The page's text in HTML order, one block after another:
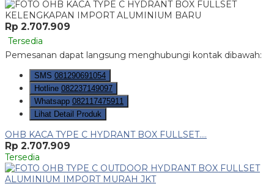
Rp 2.707.909
Tersedia
Pemesanan dapat langsung menghubungi kontak dibawah:
SMS 081290691054
Hotline 082237149097
Whatsapp 082117475911
Lihat Detail Produk
OHB KACA TYPE C HYDRANT BOX FULLSET....
Rp 2.707.909
Tersedia